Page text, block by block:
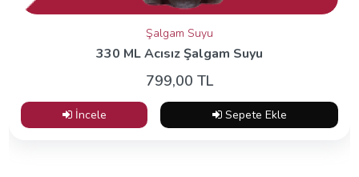
Şalgam Suyu
330 ML Acısız Şalgam Suyu
799,00 TL
İncele Sepete Ekle